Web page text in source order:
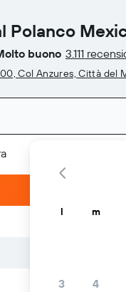
Polanco
buono 3.111
Col Anzures, Città
l m
3 4